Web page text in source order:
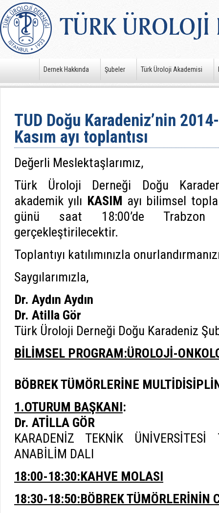
Dernek Hakkında Şubeler Türk Üroloji Akademisi
TUD Doğu Karadeniz’nin
Kasım ayı toplantısı
Değerli Meslektaşlarımız,
Türk Üroloji Derneği Doğu
akademik yılı KASIM ayı bilimsel
günü saat 18:00’de
gerçekleştirilecektir.
Toplantıyı katılımınızla
Saygılarımızla,
Dr. Aydın Aydın
Dr. Atilla Gör
Türk Üroloji Derneği Doğu Karadeniz
BİLİMSEL PROGRAM:ÜROLOJİ-
BÖBREK TÜMÖRLERİNE
1.OTURUM BAŞKANI:
Dr. ATİLLA GÖR
KARADENİZ TEKNİK
ANABİLİM DALI
18:00-18:30:KAHVE MOLASI
18:30-18:50:BÖBREK TÜMÖRLERİNİN